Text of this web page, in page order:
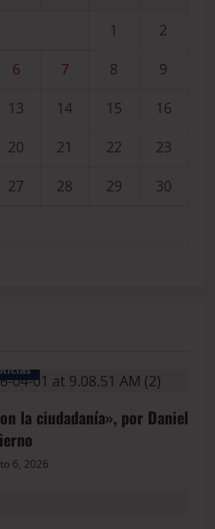
1
2
6 7 8
9
13 14 15
16
20 21 22
23
27 28 29
30
la ciudadanía», por Daniel
6, 2026